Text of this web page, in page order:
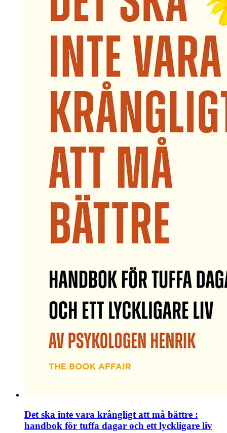
Det ska inte vara krångligt att må bättre :
handbok för tuffa dagar och ett lyckligare liv